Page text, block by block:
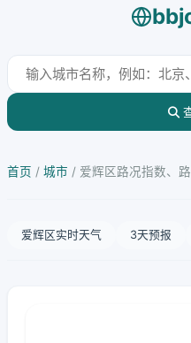
首页 / 城市 / 爱辉区路况指数、
爱辉区实时天气 3天预报